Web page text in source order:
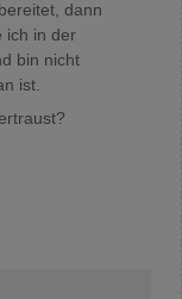
dann
ich in der
bin nicht
ist.